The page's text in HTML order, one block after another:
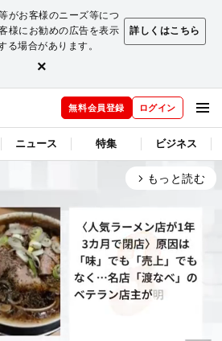
がお客様のニーズ等につ
様にお勧めの広告を表示
場合があります。
詳しくはこちら
×
無料会員登録 ログイン
ニュース 特集 ビジネス
arrow_forward_ios もっと読む